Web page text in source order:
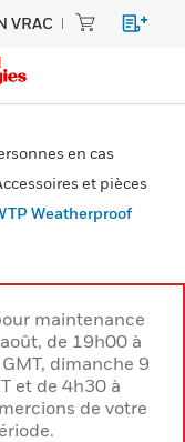
VRAC
en cas
et pièces
Weatherproof
maintenance
de 19h00 à
dimanche 9
et de 4h30 à
de votre